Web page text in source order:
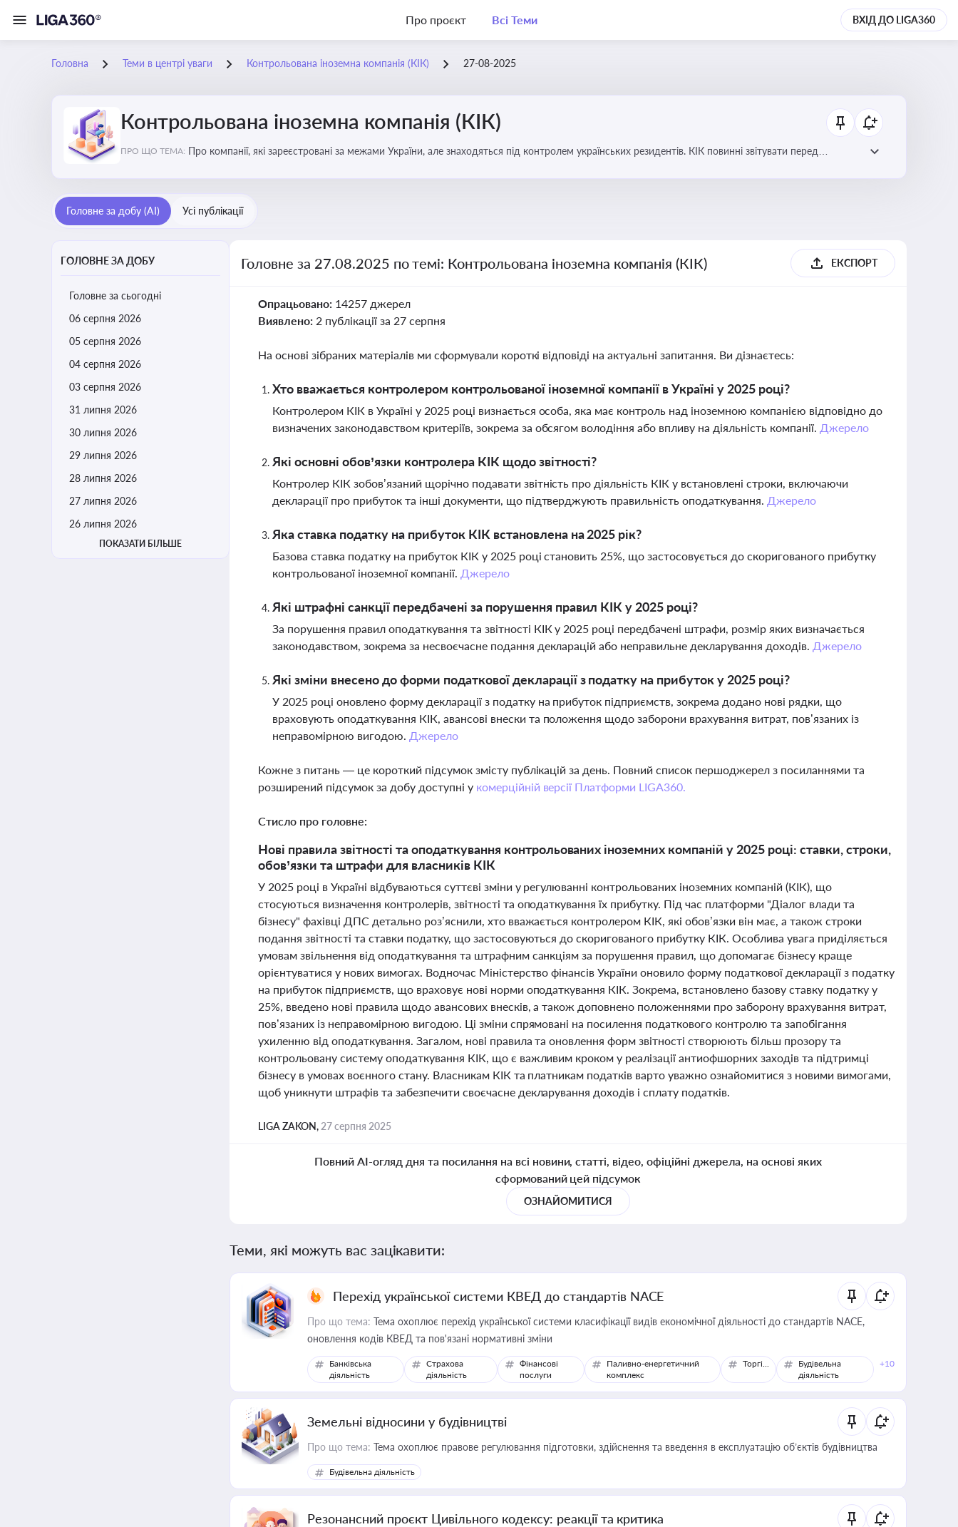
Про проєкт Всі Теми ВХІД ДО LIGA360
Головна Теми в центрі уваги Контрольована іноземна компанія (КІК) 27-08-2025
Контрольована іноземна компанія (КІК)
ПРО ЩО ТЕМА: Про компанії, які зареєстровані за межами України, але знаходяться під контролем українських резидентів. КІК повинні звітувати перед
Головне за добу (AI) Усі публікації
ГОЛОВНЕ ЗА ДОБУ
Головне за сьогодні
06 серпня 2026
05 серпня 2026
04 серпня 2026
03 серпня 2026
31 липня 2026
30 липня 2026
29 липня 2026
28 липня 2026
27 липня 2026
26 липня 2026
ПОКАЗАТИ БІЛЬШЕ
Головне за 27.08.2025 по темі: Контрольована іноземна компанія (КІК) ЕКСПОРТ
Опрацьовано: 14257 джерел
Виявлено: 2 публікації за 27 серпня
На основі зібраних матеріалів ми сформували короткі відповіді на актуальні запитання. Ви дізнаєтесь:
Хто вважається контролером контрольованої іноземної компанії в Україні у 2025 році?
Контролером КІК в Україні у 2025 році визнається особа, яка має контроль над іноземною компанією відповідно до
визначених законодавством критеріїв, зокрема за обсягом володіння або впливу на діяльність компанії. Джерело
Які основні обов’язки контролера КІК щодо звітності?
Контролер КІК зобов’язаний щорічно подавати звітність про діяльність КІК у встановлені строки, включаючи
декларації про прибуток та інші документи, що підтверджують правильність оподаткування. Джерело
Яка ставка податку на прибуток КІК встановлена на 2025 рік?
Базова ставка податку на прибуток КІК у 2025 році становить 25%, що застосовується до скоригованого прибутку
контрольованої іноземної компанії. Джерело
Які штрафні санкції передбачені за порушення правил КІК у 2025 році?
За порушення правил оподаткування та звітності КІК у 2025 році передбачені штрафи, розмір яких визначається
законодавством, зокрема за несвоєчасне подання декларацій або неправильне декларування доходів. Джерело
Які зміни внесено до форми податкової декларації з податку на прибуток у 2025 році?
У 2025 році оновлено форму декларації з податку на прибуток підприємств, зокрема додано нові рядки, що
враховують оподаткування КІК, авансові внески та положення щодо заборони врахування витрат, пов’язаних із
неправомірною вигодою. Джерело
Кожне з питань — це короткий підсумок змісту публікацій за день. Повний список першоджерел з посиланнями та
розширений підсумок за добу доступні у комерційній версії Платформи LIGA360.
Стисло про головне:
Нові правила звітності та оподаткування контрольованих іноземних компаній у 2025 році: ставки, строки,
обов’язки та штрафи для власників КІК
У 2025 році в Україні відбуваються суттєві зміни у регулюванні контрольованих іноземних компаній (КІК), що
стосуються визначення контролерів, звітності та оподаткування їх прибутку. Під час платформи "Діалог влади та
бізнесу" фахівці ДПС детально роз’яснили, хто вважається контролером КІК, які обов’язки він має, а також строки
подання звітності та ставки податку, що застосовуються до скоригованого прибутку КІК. Особлива увага приділяється
умовам звільнення від оподаткування та штрафним санкціям за порушення правил, що допомагає бізнесу краще
орієнтуватися у нових вимогах. Водночас Міністерство фінансів України оновило форму податкової декларації з податку
на прибуток підприємств, що враховує нові норми оподаткування КІК. Зокрема, встановлено базову ставку податку у
25%, введено нові правила щодо авансових внесків, а також доповнено положеннями про заборону врахування витрат,
пов’язаних із неправомірною вигодою. Ці зміни спрямовані на посилення податкового контролю та запобігання
ухиленню від оподаткування. Загалом, нові правила та оновлення форм звітності створюють більш прозору та
контрольовану систему оподаткування КІК, що є важливим кроком у реалізації антиофшорних заходів та підтримці
бізнесу в умовах воєнного стану. Власникам КІК та платникам податків варто уважно ознайомитися з новими вимогами,
щоб уникнути штрафів та забезпечити своєчасне декларування доходів і сплату податків.
LIGA ZAKON, 27 серпня 2025
Повний AI-огляд дня та посилання на всі новини, статті, відео, офіційні джерела, на основі яких
сформований цей підсумок
ОЗНАЙОМИТИСЯ
Теми, які можуть вас зацікавити:
Перехід української системи КВЕД до стандартів NACE
Про що тема: Тема охоплює перехід української системи класифікації видів економічної діяльності до стандартів NACE,
оновлення кодів КВЕД та пов'язані нормативні зміни
Банківська
діяльність
Страхова
діяльність
Фінансові
послуги
Паливно-енергетичний
комплекс
Торгівля
Будівельна
діяльність
+10
Земельні відносини у будівництві
Про що тема: Тема охоплює правове регулювання підготовки, здійснення та введення в експлуатацію об’єктів будівництва
Будівельна діяльність
Резонансний проєкт Цивільного кодексу: реакції та критика